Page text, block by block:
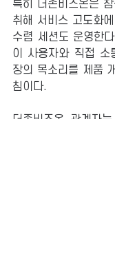
특히 더존비즈온은
취해 서비스 고도화
수렴 세션도 운영한
이 사용자와 직접 소
장의 목소리를 제품
침이다.
더존비즈온 관계자